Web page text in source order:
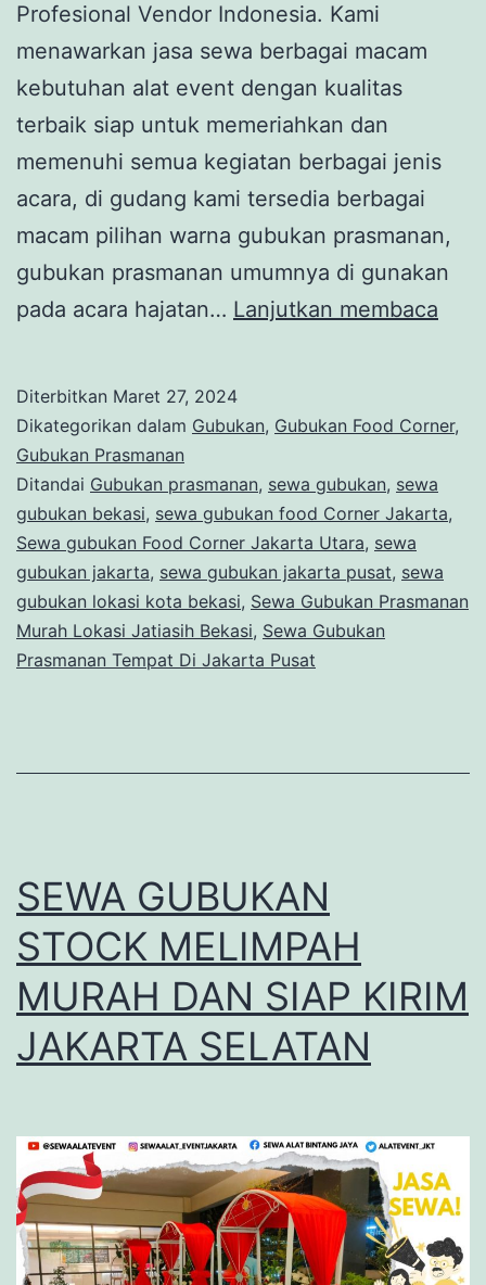
Profesional Vendor Indonesia. Kami
menawarkan jasa sewa berbagai macam
kebutuhan alat event dengan kualitas
terbaik siap untuk memeriahkan dan
memenuhi semua kegiatan berbagai jenis
acara, di gudang kami tersedia berbagai
macam pilihan warna gubukan prasmanan,
gubukan prasmanan umumnya di gunakan
pada acara hajatan… Lanjutkan membaca
Diterbitkan Maret 27, 2024
Dikategorikan dalam Gubukan, Gubukan Food Corner,
Gubukan Prasmanan
Ditandai Gubukan prasmanan, sewa gubukan, sewa
gubukan bekasi, sewa gubukan food Corner Jakarta,
Sewa gubukan Food Corner Jakarta Utara, sewa
gubukan jakarta, sewa gubukan jakarta pusat, sewa
gubukan lokasi kota bekasi, Sewa Gubukan Prasmanan
Murah Lokasi Jatiasih Bekasi, Sewa Gubukan
Prasmanan Tempat Di Jakarta Pusat
SEWA GUBUKAN
STOCK MELIMPAH
MURAH DAN SIAP KIRIM
JAKARTA SELATAN